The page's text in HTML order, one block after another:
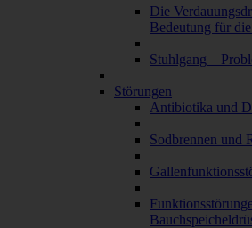
Die
Bedeutung für
Stuhlgang –
Störungen
Antibiotika und
Sodbrennen und